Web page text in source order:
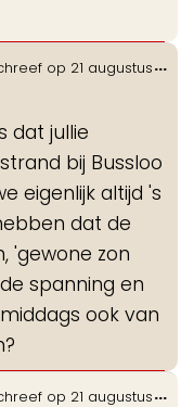
op 21 augustus
dat jullie
bij Bussloo
eigenlijk altijd 's
dat de
'gewone zon
spanning en
ook van
...
op 21 augustus...